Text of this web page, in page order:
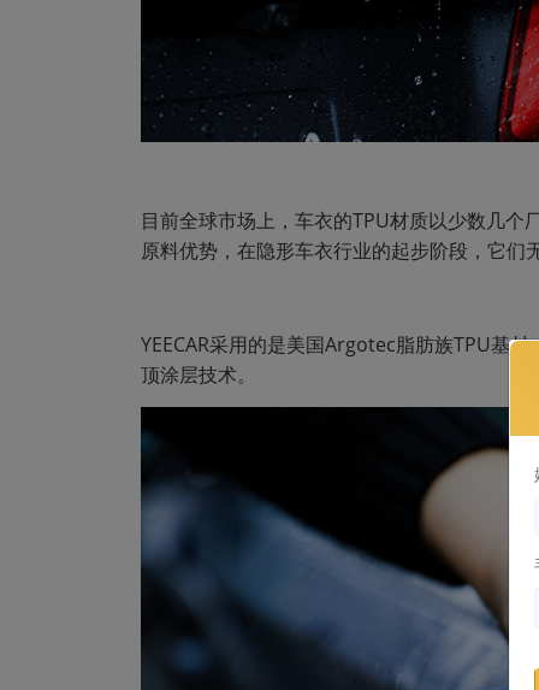
目前全球市场上，车衣的TPU材质以少数几
原料优势，在隐形车衣行业的起步阶段，它们
YEECAR采用的是美国Argotec脂肪族TPU基
顶涂层技术。